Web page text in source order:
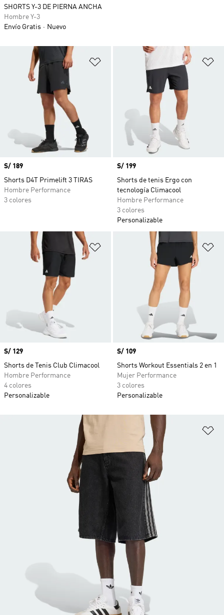
Añadir a la lista de deseos
Precio
S/ 189
Shorts D4T Primelift 3 TIRAS
Hombre Performance
3 colores
Precio
S/ 199
Shorts de tenis Ergo con
tecnología Climacool
Hombre Performance
3 colores
Personalizable
Añadir a la lista de deseos
Precio
S/ 129
Shorts de Tenis Club Climacool
Hombre Performance
4 colores
Personalizable
Precio
S/ 109
Shorts Workout Essentials 2 en 1
Mujer Performance
3 colores
Personalizable
SHORTS Y-3 DE PIERNA ANCHA
Hombre Y-3
Envío Gratis
Nuevo